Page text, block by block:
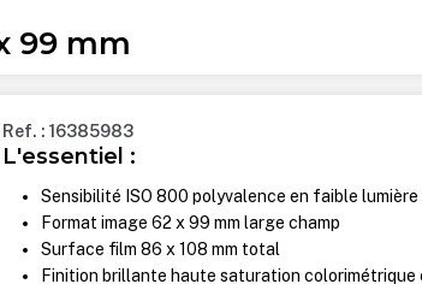
99 mm
Ref. : 16385983
L'essentiel :
Sensibilité ISO 800 polyvalence en faible lumière
Format image 62 x 99 mm large champ
Surface film 86 x 108 mm total
Finition brillante haute saturation colorimétrique